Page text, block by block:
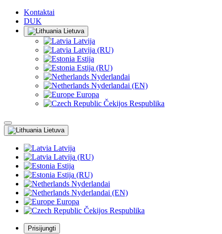
Kontaktai
DUK
Lietuva
Latvija
Latvija (RU)
Estija
Estija (RU)
Nyderlandai
Nyderlandai (EN)
Europa
Čekijos Respublika
Lietuva
Latvija
Latvija (RU)
Estija
Estija (RU)
Nyderlandai
Nyderlandai (EN)
Europa
Čekijos Respublika
Prisijungti